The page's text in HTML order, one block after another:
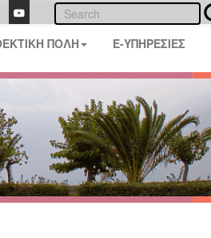
ΠΟΛΗ E-ΥΠΗΡΕΣΙΕΣ